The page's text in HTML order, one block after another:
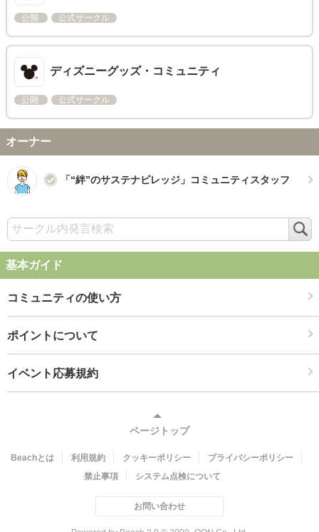
公開 公式サークル
ディズニーグッズ・コミュニティ
公開 公式サークル
オーナー
「“絆”のサステナビレッジ」コミュニティスタッフ
索
基本ガイド
コミュニティの使い方
ポイントについて
イベント応募規約
ページトップ
Beachとは 利用規約 クッキーポリシー
プライバシーポリシー
禁止事項
システム点検について
お問い合わせ